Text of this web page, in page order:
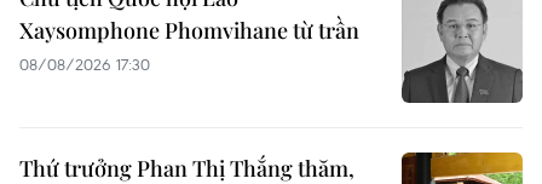
Xaysomphone Phomvihane từ trần
08/08/2026 17:30
Thứ trưởng Phan Thị Thắng thăm,